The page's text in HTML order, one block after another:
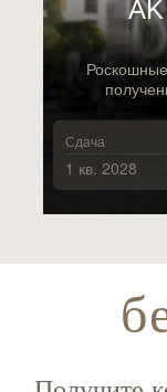
1 кв. 2028
Сдача